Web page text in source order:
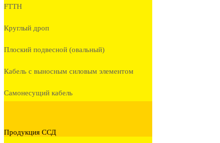
FTTH
Круглый дроп
Плоский подвесной (овальный)
Кабель с выносным силовым элементом
Самонесущий кабель
Продукция ССД